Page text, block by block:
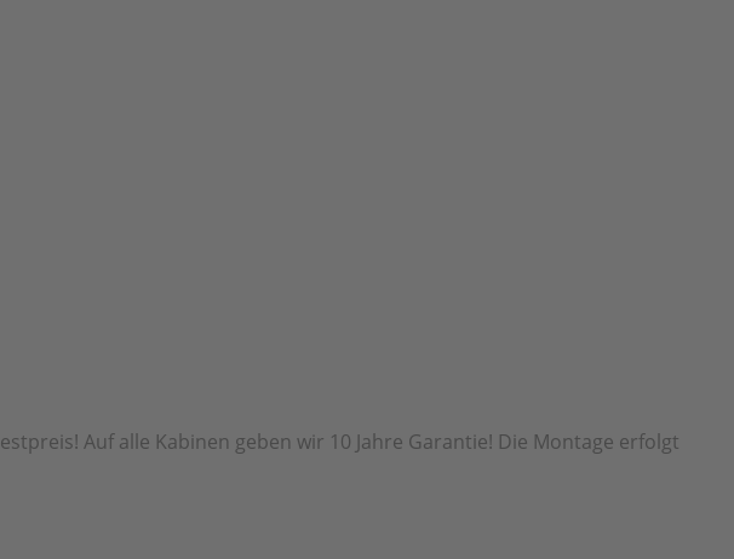
Auf alle Kabinen geben wir 10 Jahre Garantie! Die Montage erfolgt